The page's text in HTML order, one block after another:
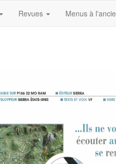
Revues Menus à